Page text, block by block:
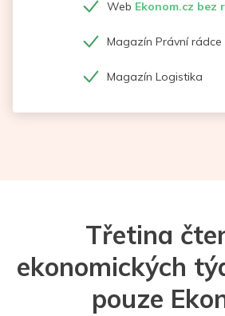
Web Ekonom.cz bez
Magazín Právní rádce
Magazín Logistika
Třetina
ekonomických
pouze